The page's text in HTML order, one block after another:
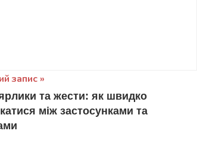
запис
та жести: як швидко
між застосунками та